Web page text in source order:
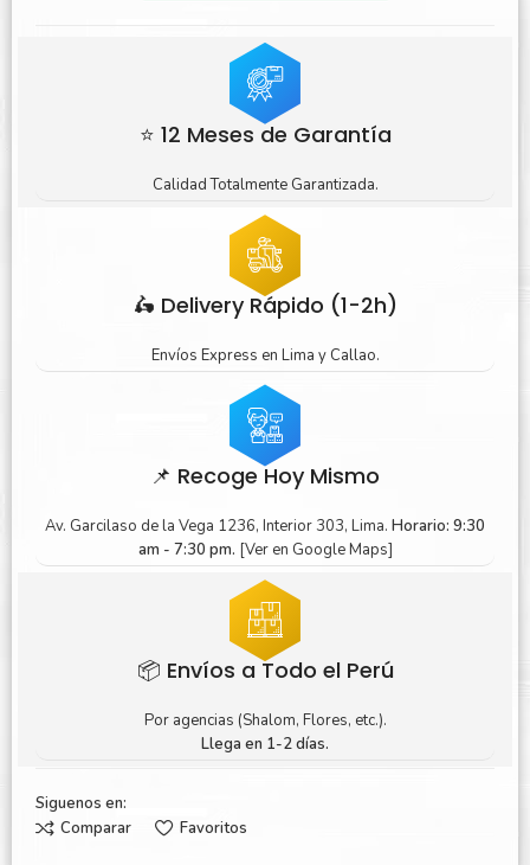
⭐ 12 Meses de Garantía
Calidad Totalmente Garantizada.
🛵 Delivery Rápido (1-2h)
Envíos Express en Lima y Callao.
📌 Recoge Hoy Mismo
Av. Garcilaso de la Vega 1236, Interior 303, Lima. Horario: 9:30
am - 7:30 pm. [Ver en Google Maps]
📦 Envíos a Todo el Perú
Por agencias (Shalom, Flores, etc.).
Llega en 1-2 días.
Siguenos en:
Comparar
Favoritos